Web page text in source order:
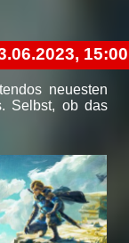
15:00
neuesten
Selbst, ob das